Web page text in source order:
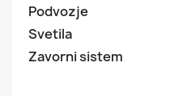
Podvozje
Svetila
Zavorni sistem